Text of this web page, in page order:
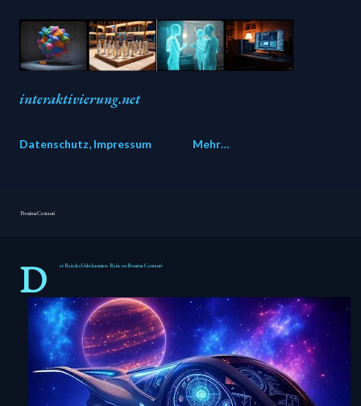
Direkt zum Hauptbereich
interaktivierung.net
Datenschutz, Impressum Mehr…
Proxima Centauri
D er Reiz des Unbekannten: Reise zu Proxima Centauri